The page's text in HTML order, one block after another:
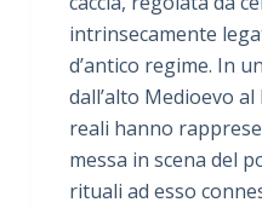
intrinsecamente
d’antico regime. In
dall’alto Medioevo
reali hanno
messa in scena del
rituali ad esso